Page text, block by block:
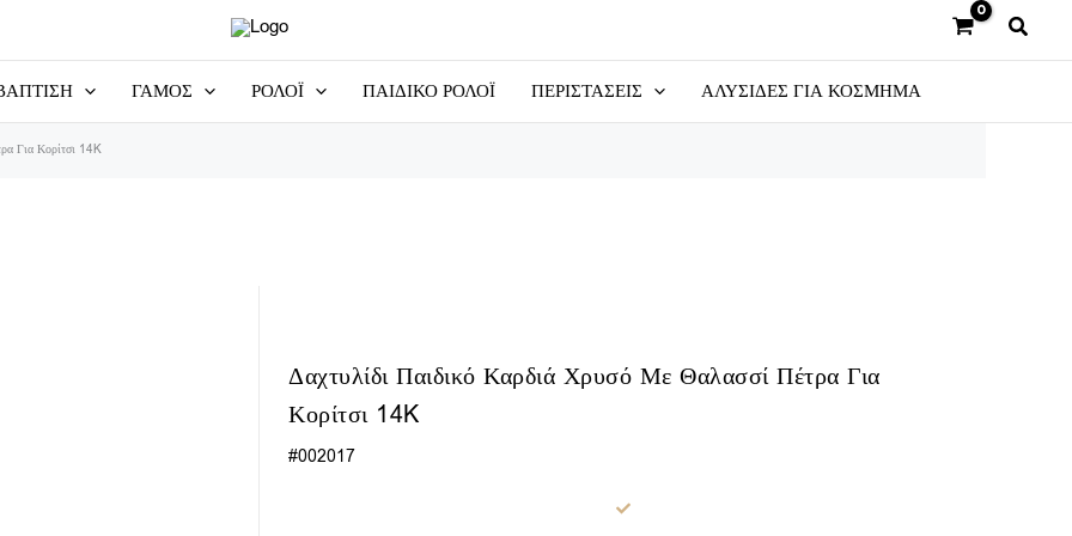
ΓΑΜΟΣ ΡΟΛΟΪ ΠΑΙΔΙΚΟ ΡΟΛΟΪ ΠΕΡΙΣΤΑΣΕΙΣ ΑΛΥΣΙΔΕΣ ΓΙΑ ΚΟΣΜΗΜΑ
Για Κορίτσι 14K
Δαχτυλίδι Παιδικό Καρδιά Χρυσό Με Θαλασσί Πέτρα Για
Κορίτσι 14K
#002017